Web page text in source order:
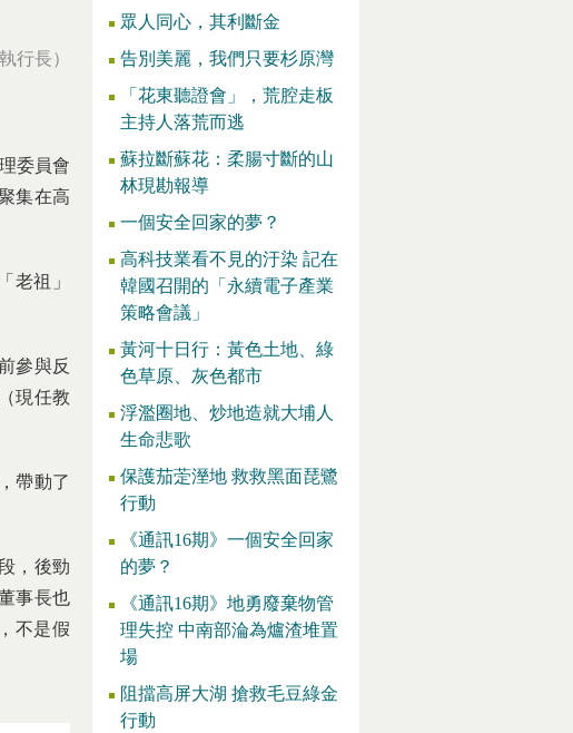
行長）
委員會
集在高
老祖」
參與反
現任教
帶動了
，後勁
事長也
不是假
眾人同心，其利斷金
告別美麗，我們只要杉原灣
「花東聽證會」，荒腔走板
主持人落荒而逃
蘇拉斷蘇花：柔腸寸斷的山
林現勘報導
一個安全回家的夢？
高科技業看不見的汙染 記在
韓國召開的「永續電子產業
策略會議」
黃河十日行：黃色土地、綠
色草原、灰色都市
浮濫圈地、炒地造就大埔人
生命悲歌
保護茄萣溼地 救救黑面琵鷺
行動
《通訊16期》一個安全回家
的夢？
《通訊16期》地勇廢棄物管
理失控 中南部淪為爐渣堆置
場
阻擋高屏大湖 搶救毛豆綠金
行動